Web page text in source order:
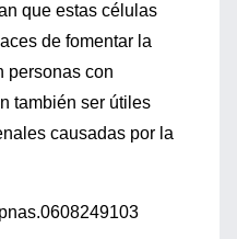
que estas células
de fomentar la
personas con
también ser útiles
causadas por la